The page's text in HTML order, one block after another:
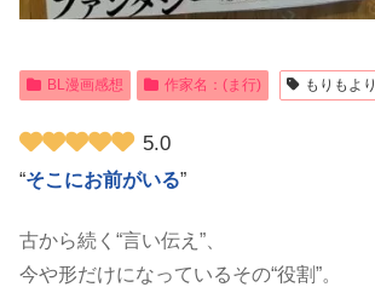
BL漫画感想 作家名：(ま行) もりもより
5.0
“そこにお前がいる”
古から続く“言い伝え”、
今や形だけになっているその“役割”。